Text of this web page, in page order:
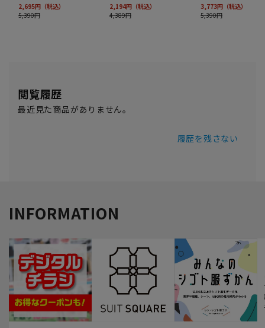
閲覧履歴
最近見た商品がありません。
履歴を残さない
INFORMATION